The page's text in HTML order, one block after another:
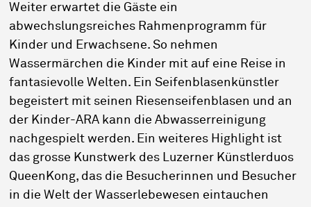
Weiter erwartet die Gäste ein
abwechslungsreiches Rahmenprogramm für
Kinder und Erwachsene. So nehmen
Wassermärchen die Kinder mit auf eine Reise in
fantasievolle Welten. Ein Seifenblasenkünstler
begeistert mit seinen Riesenseifenblasen und an
der Kinder-ARA kann die Abwasserreinigung
nachgespielt werden. Ein weiteres Highlight ist
das grosse Kunstwerk des Luzerner Künstlerduos
QueenKong, das die Besucherinnen und Besucher
in die Welt der Wasserlebewesen eintauchen